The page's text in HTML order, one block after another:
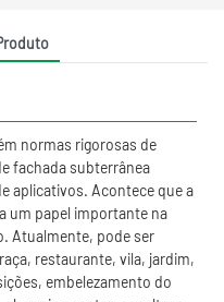
normas rigorosas de
fachada subterrânea
aplicativos. Acontece que a
um papel importante na
Atualmente, pode ser
restaurante, vila, jardim,
embelezamento do